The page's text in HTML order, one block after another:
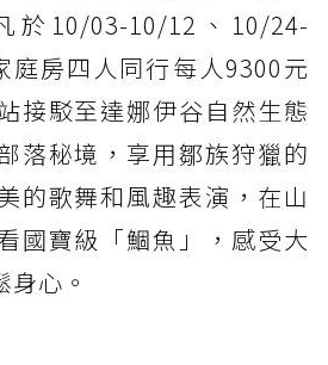
於10/03-10/12、10/24-
庭房四人同行每人9300元
接駁至達娜伊谷自然生態
落秘境，享用鄒族狩獵的
的歌舞和風趣表演，在山
國寶級「鯝魚」，感受大
心。